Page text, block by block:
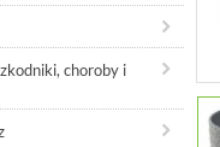
choroby i